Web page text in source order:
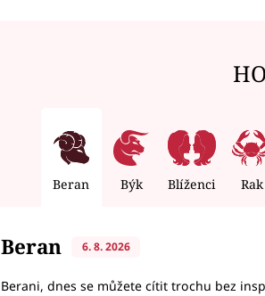
Beran Býk Blíženci Rak
Beran 6. 8. 2026
Berani, dnes se můžete cítit trochu bez